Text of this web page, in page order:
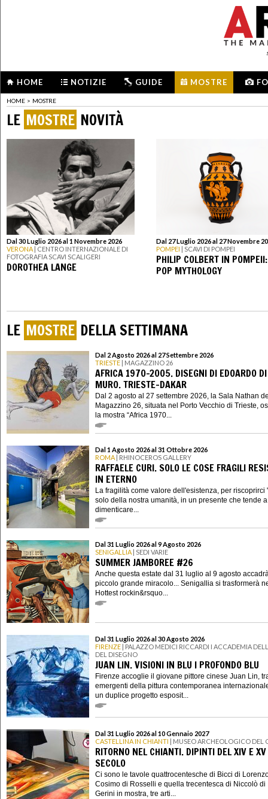
HOME NOTIZIE GUIDE MOSTRE
HOME > MOSTRE
LE MOSTRE NOVITÀ
Dal 30 Luglio 2026 al 1 Novembre 2026
VERONA | CENTRO INTERNAZIONALE DI
FOTOGRAFIA SCAVI SCALIGERI
DOROTHEA LANGE
Dal 27 Luglio 2026 al 27 Novembre
POMPEI | SCAVI DI POMPEI
PHILIP COLBERT IN POMPEII:
POP MYTHOLOGY
LE MOSTRE DELLA SETTIMANA
Dal 2 Agosto 2026 al 27 Settembre 2026
TRIESTE | MAGAZZINO 26
AFRICA 1970-2005. DISEGNI DI EDOARDO DI
MURO. TRIESTE-DAKAR
Dal 2 agosto al 27 settembre 2026, la Sala Nathan
Magazzino 26, situata nel Porto Vecchio di Trieste,
la mostra “Africa 1970...
Dal 1 Agosto 2026 al 31 Ottobre 2026
ROMA | RHINOCEROS GALLERY
RAFFAELE CURI. SOLO LE COSE FRAGILI
IN ETERNO
La fragilità come valore dell'esistenza, per riscoprirci
solo della nostra umanità, in un presente che tende
dimenticare...
Dal 31 Luglio 2026 al 9 Agosto 2026
SENIGALLIA | SEDI VARIE
SUMMER JAMBOREE #26
Anche questa estate dal 31 luglio al 9 agosto
piccolo grande miracolo... Senigallia si trasformerà
Hottest rockin&rsquo...
Dal 31 Luglio 2026 al 30 Agosto 2026
FIRENZE | PALAZZO MEDICI RICCARDI I ACCADEMIA
DEL DISEGNO
JUAN LIN. VISIONI IN BLU I PROFONDO BLU
Firenze accoglie il giovane pittore cinese Juan Lin,
emergenti della pittura contemporanea
un duplice progetto esposit...
Dal 31 Luglio 2026 al 10 Gennaio 2027
CASTELLINA IN CHIANTI | MUSEO ARCHEOLOGICO DEL
RITORNO NEL CHIANTI. DIPINTI DEL XIV E XV
SECOLO
Ci sono le tavole quattrocentesche di Bicci di
Cosimo di Rosselli e quella trecentesca di Niccolò di
Gerini in mostra, tre arti...